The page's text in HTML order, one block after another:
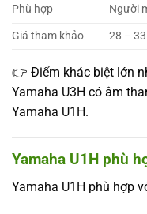
Phù hợp
Người
Giá tham khảo
28 –
👉 Điểm khác biệt lớn
Yamaha U3H có âm
Yamaha U1H.
Yamaha U1H phù
Yamaha U1H phù hợp